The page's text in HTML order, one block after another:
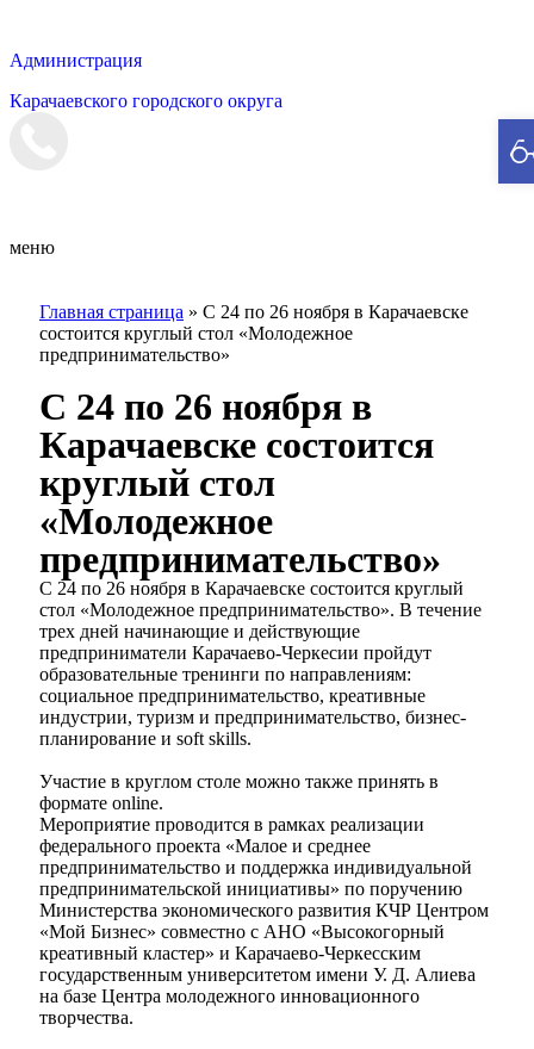
Администрация
Карачаевского городского округа
меню
Главная страница » С 24 по 26 ноября в Карачаевске
состоится круглый стол «Молодежное
предпринимательство»
С 24 по 26 ноября в
Карачаевске состоится
круглый стол
«Молодежное
предпринимательство»
С 24 по 26 ноября в Карачаевске состоится круглый
стол «Молодежное предпринимательство». В течение
трех дней начинающие и действующие
предприниматели Карачаево-Черкесии пройдут
образовательные тренинги по направлениям:
социальное предпринимательство, креативные
индустрии, туризм и предпринимательство, бизнес-
планирование и soft skills.
Участие в круглом столе можно также принять в
формате online.
Мероприятие проводится в рамках реализации
федерального проекта «Малое и среднее
предпринимательство и поддержка индивидуальной
предпринимательской инициативы» по поручению
Министерства экономического развития КЧР Центром
«Мой Бизнес» совместно с АНО «Высокогорный
креативный кластер» и Карачаево-Черкесским
государственным университетом имени У. Д. Алиева
на базе Центра молодежного инновационного
творчества.